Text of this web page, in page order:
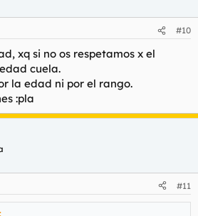
#10
xq si no os respetamos x el
cuela.
la edad ni por el rango.
:pla
#11